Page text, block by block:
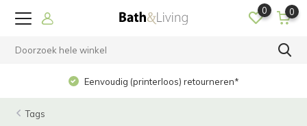
0 0
Eenvoudig (printerloos) retourneren*
Tags